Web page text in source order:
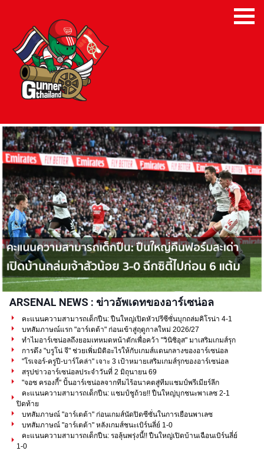
ARSENAL NEWS : ข่าวอัพเดทของอาร์เซน่อล
คะแนนความสามารถเด็กปืน: ปืนใหญ่เปิดหัวปรีซีซั่นบุกถล่มคิโรน่า 4-1
บทสัมภาษณ์แรก "อาร์เตต้า" ก่อนเข้าสู่ฤดูกาลใหม่ 2026/27
ทำไมอาร์เซน่อลถึงยอมเทหมดหน้าตักเพื่อคว้า "วินิซิอุส" มาเสริมเกมส์รุก
การดึง "บรูโน่ จี" ช่วยเพิ่มมิติอะไรให้กับเกมส์แดนกลางของอาร์เซน่อล
"โรเจอร์-ครูปี-บาร์โคล่า" เจาะ 3 เป้าหมายเสริมเกมส์รุกของอาร์เซน่อล
สรุปข่าวอาร์เซน่อลประจำวันที่ 2 มิถุนายน 69
"จอซ ครองกี้" ปั้นอาร์เซน่อลจากทีมไร้อนาคตสู่ทีมแชมป์พรีเมียร์ลีก
คะแนนความสามารถเด็กปืน: แชมป์ชูถ้วย!! ปืนใหญ่บุกชนะพาเลซ 2-1
ปิดท้าย
บทสัมภาษณ์ "อาร์เตต้า" ก่อนเกมส์นัดปิดซีซั่นในการเยือนพาเลซ
บทสัมภาษณ์ "อาร์เตต้า" หลังเกมส์ชนะเบิร์นลี่ย์ 1-0
คะแนนความสามารถเด็กปืน: รอลุ้นพรุ่งนี้!! ปืนใหญ่เปิดบ้านเฉือนเบิร์นลี่ย์
1-0